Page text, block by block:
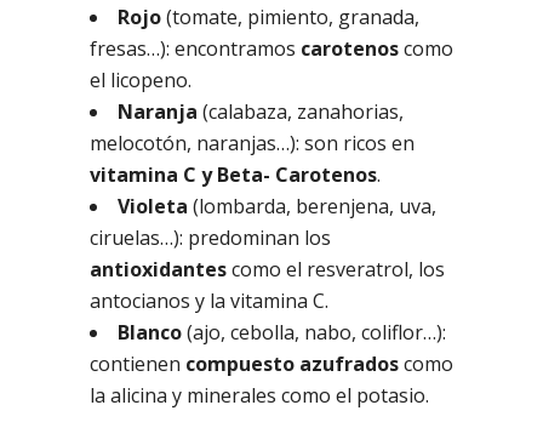
Rojo(tomate, pimiento, granada,
fresas…): encontramos carotenoscomo
el licopeno.
Naranja (calabaza, zanahorias,
melocotón, naranjas…): son ricos en
vitamina C y Beta- Carotenos.
Violeta (lombarda, berenjena, uva,
ciruelas…): predominan los
antioxidantescomo el resveratrol, los
antocianos y la vitamina C.
Blanco(ajo, cebolla, nabo, coliflor…):
contienen compuesto azufradoscomo
la alicina y minerales como el potasio.